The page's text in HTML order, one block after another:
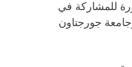
للمشاركة في
جورجتاون